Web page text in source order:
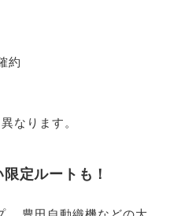
約
なります。
定ルートも！